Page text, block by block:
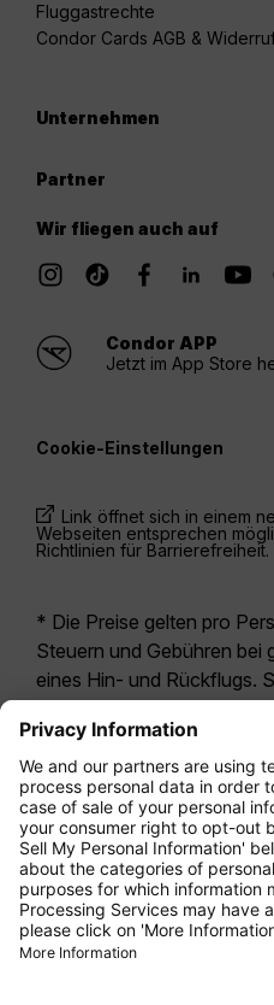
Fluggastrechte
Condor Cards AGB &
Unternehmen
Partner
Wir fliegen auch auf
Condor APP
Jetzt im App Store
Cookie-Einstellungen
Link öffnet sich in einem
Webseiten entsprechen
Richtlinien für Barrierefreiheit.
* Die Preise gelten pro
Steuern und Gebühren bei
eines Hin- und Rückflugs.
möglicherweise nicht mehr
Economy Class
sich i.d.R. um Economy
Tarifoption. Es können
fürAufgabegepäck oder
Leistungen anfallen. Es
Geschäftsbedingungen .